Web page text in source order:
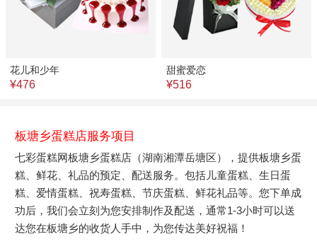
花儿和少年
¥476
甜蜜爱恋
¥516
板塘乡蛋糕店服务项目
七彩蛋糕网板塘乡蛋糕店（湖南湘潭岳塘区），提供板塘乡蛋
糕、鲜花、礼品的预定、配送服务。包括儿童蛋糕、生日蛋
糕、爱情蛋糕、祝寿蛋糕、节庆蛋糕、鲜花礼品等。您下单成
功后，我们会立刻为您安排制作及配送，通常1-3小时可以送
达您在板塘乡的收货人手中，为您传达美好祝福！